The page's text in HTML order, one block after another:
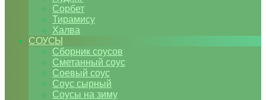
Сорбет
Тирамису
Халва
СОУСЫ
Сборник соусов
Сметанный соус
Соевый соус
Соус сырный
Соусы на зиму